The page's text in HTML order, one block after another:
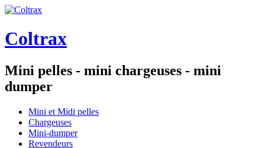
Coltrax
Mini pelles - mini chargeuses - mini
dumper
Mini et Midi pelles
Chargeuses
Mini-dumper
Revendeurs